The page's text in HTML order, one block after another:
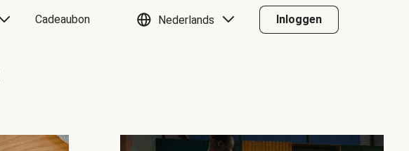
Cadeaubon Nederlands Inloggen